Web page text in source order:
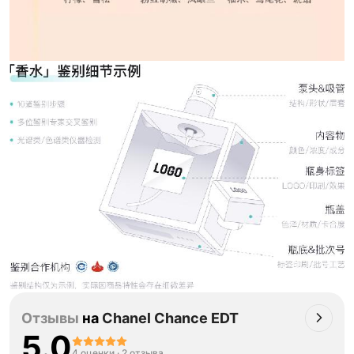
Отзывы на Chanel Chance EDT